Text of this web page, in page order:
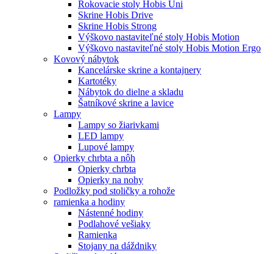
Rokovacie stoly Hobis Uni
Skrine Hobis Drive
Skrine Hobis Strong
Výškovo nastaviteľné stoly Hobis Motion
Výškovo nastaviteľné stoly Hobis Motion Ergo
Kovový nábytok
Kancelárske skrine a kontajnery
Kartotéky
Nábytok do dielne a skladu
Šatníkové skrine a lavice
Lampy
Lampy so žiarivkami
LED lampy
Lupové lampy
Opierky chrbta a nôh
Opierky chrbta
Opierky na nohy
Podložky pod stoličky a rohože
ramienka a hodiny
Nástenné hodiny
Podlahové vešiaky
Ramienka
Stojany na dáždniky